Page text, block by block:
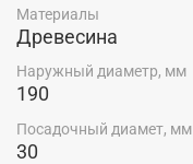
Материалы
Древесина
Наружный диаметр, мм
190
Посадочный диамет, мм
30